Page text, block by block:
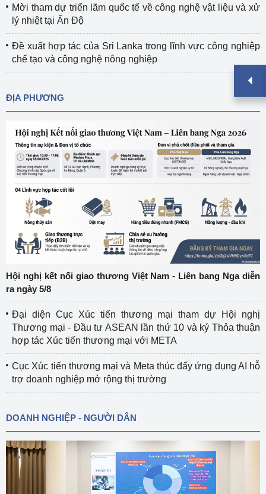
Mời tham dự triển lãm quốc tế về công nghệ vật liệu và xử
lý nhiệt tại Ấn Độ
Đề xuất hợp tác của Sri Lanka trong lĩnh vực công nghiệp
chế tạo và công nghệ nông nghiệp
ĐỊA PHƯƠNG
Hội nghị kết nối giao thương Việt Nam - Liên bang Nga diễn
ra ngày 5/8
Đại diện Cục Xúc tiến thương mại tham dự Hội nghị
Thương mại - Đầu tư ASEAN lần thứ 10 và ký Thỏa thuận
hợp tác Xúc tiến thương mại với META
Cục Xúc tiến thương mại và Meta thúc đẩy ứng dụng AI hỗ
trợ doanh nghiệp mở rộng thị trường
DOANH NGHIỆP - NGƯỜI DÂN